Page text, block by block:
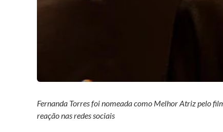
Fernanda Torres foi nomeada como Melhor Atriz pelo
reação nas redes sociais